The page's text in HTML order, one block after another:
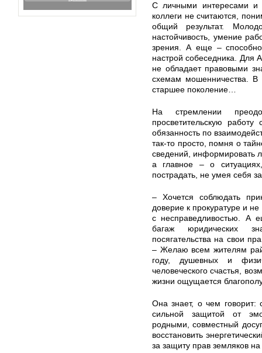
С личными интересами и
коллеги не считаются,
общий результат.
настойчивость, умение
зрения. А еще –
настрой собеседника. Для
не обладает правовыми
схемам мошенничества. В
старшее поколение…
На стремлении
просветительскую
обязанность по
так-то просто, помня о
сведений, информировать
а главное – о
пострадать, не умея себя
– Хочется соблюдать
доверие к прокуратуре и
с несправедливостью. А
багаж юридических
посягательства на свои
– Желаю всем жителям
году, душевных и
человеческого счастья,
жизни ощущается
Она знает, о чем
сильной защитой от
родными, совместный
восстановить
за защиту прав земляков